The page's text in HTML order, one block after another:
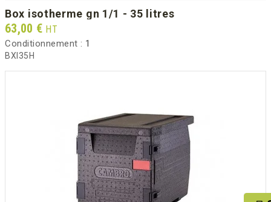
box isotherme gn 1/1 - 35 litres
Prix
63,00 € HT
Conditionnement : 1
BXI35H